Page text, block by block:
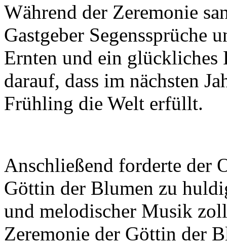
Während der Zeremonie
Gastgeber Segenssprüche
Ernten und ein glückliches
darauf, dass im nächsten
Frühling die Welt erfüllt.
Anschließend forderte der
Göttin der Blumen zu
und melodischer Musik
Zeremonie der Göttin der